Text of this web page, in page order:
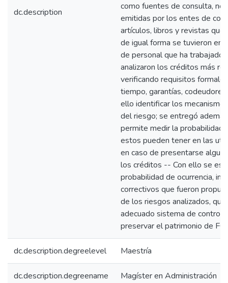
dc.description
como fuentes de consulta,
emitidas por los entes de
artículos, libros y revistas que
de igual forma se tuvieron en
de personal que ha
analizaron los créditos más
verificando requisitos
tiempo, garantías,
ello identificar los
del riesgo; se entregó
permite medir la probabilidad
estos pueden tener en las
en caso de presentarse
los créditos -- Con ello se
probabilidad de ocurrencia,
correctivos que fueron
de los riesgos analizados,
adecuado sistema de control
preservar el patrimonio de
dc.description.degreelevel Maestría
dc.description.degreename Magíster en Administración